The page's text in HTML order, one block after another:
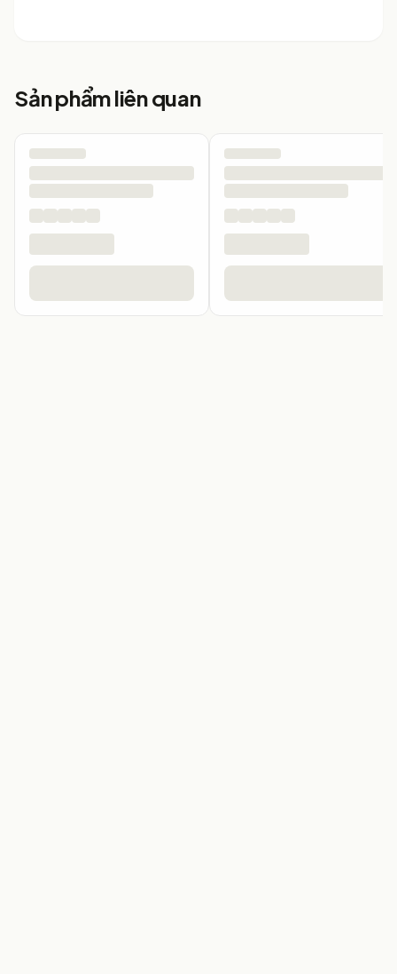
Sản phẩm liên quan